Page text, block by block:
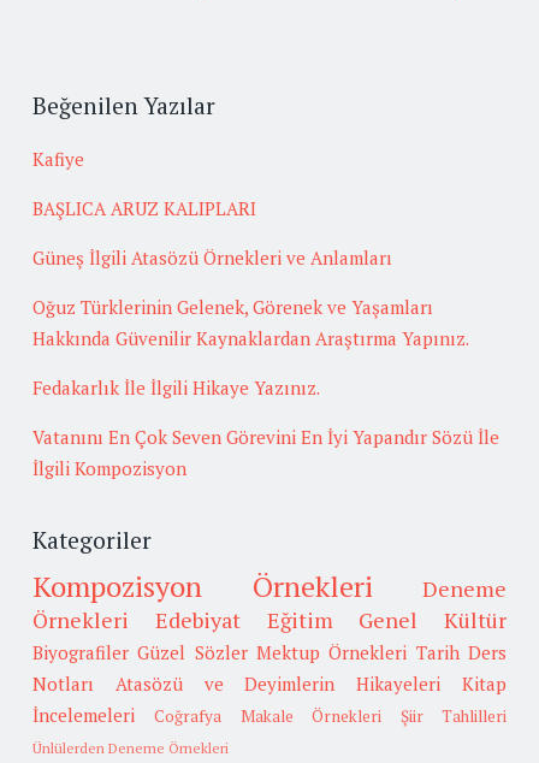
Beğenilen Yazılar
Kafiye
BAŞLICA ARUZ KALIPLARI
Güneş İlgili Atasözü Örnekleri ve Anlamları
Oğuz Türklerinin Gelenek, Görenek ve Yaşamları
Hakkında Güvenilir Kaynaklardan Araştırma Yapınız.
Fedakarlık İle İlgili Hikaye Yazınız.
Vatanını En Çok Seven Görevini En İyi Yapandır Sözü İle
İlgili Kompozisyon
Kategoriler
Kompozisyon Örnekleri
Deneme
Örnekleri
Edebiyat Eğitim Genel Kültür
Biyografiler Güzel Sözler Mektup Örnekleri Tarih Ders
Notları
Atasözü ve Deyimlerin Hikayeleri
Kitap
İncelemeleri
Coğrafya Makale Örnekleri Şiir Tahlilleri
Ünlülerden Deneme Örnekleri